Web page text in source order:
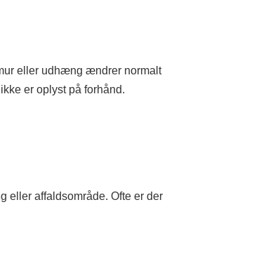
eller udhæng ændrer normalt
er oplyst på forhånd.
eller affaldsområde. Ofte er der